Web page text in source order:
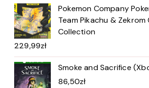
Pokemon Company
Team Pikachu & Zekrom
Collection
229,99zł
Smoke and Sacrifice
86,50zł